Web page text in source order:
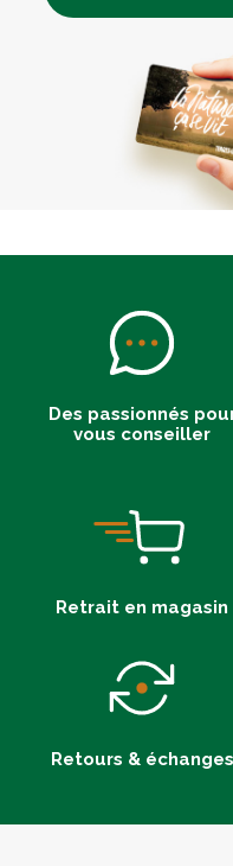
Des passionnés
vous conseiller
Retrait en magasin
Retours & échanges